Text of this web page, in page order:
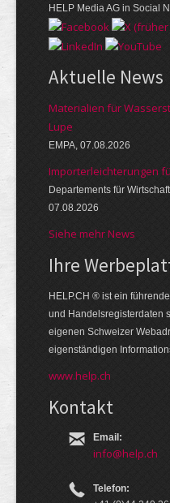
HELP Media AG in Social
Aktuelle News
Materialien für
Lupe
EMPA, 07.08.2026
Importerleichterungen
Departements für
07.08.2026
Siehe mehr News
Ihre
HELP.CH ® ist ein
und Handels­register­daten
eige­nen Schweizer
eigen­ständigen
www.help.ch
Kontakt
Email:
info@help.ch
Telefon: